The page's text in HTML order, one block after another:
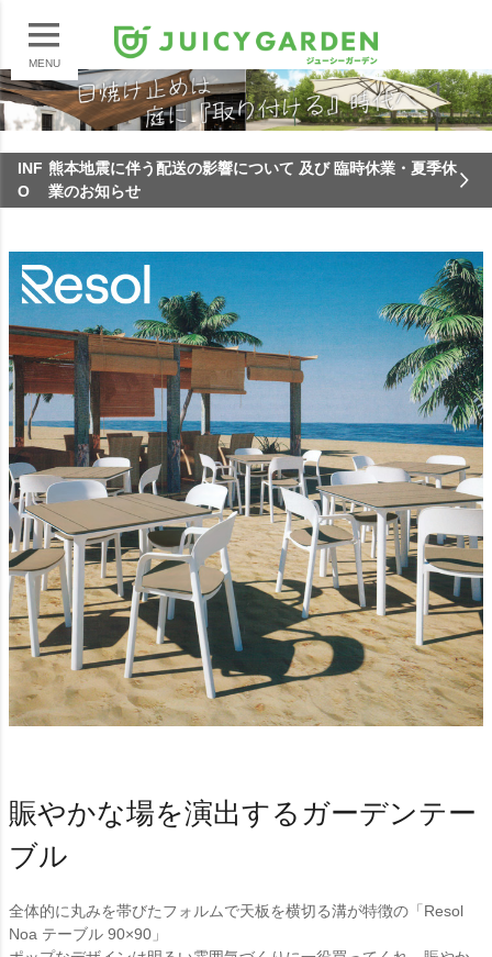
MENU
INF
O
熊本地震に伴う配送の影響について 及び 臨時休業・夏季休
業のお知らせ
賑やかな場を演出するガーデンテー
ブル
全体的に丸みを帯びたフォルムで天板を横切る溝が特徴の「Resol
Noa テーブル 90×90」